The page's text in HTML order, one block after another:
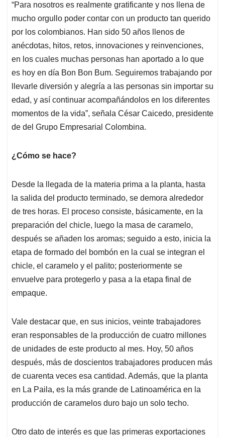
“Para nosotros es realmente gratificante y nos llena de
mucho orgullo poder contar con un producto tan querido
por los colombianos. Han sido 50 años llenos de
anécdotas, hitos, retos, innovaciones y reinvenciones,
en los cuales muchas personas han aportado a lo que
es hoy en día Bon Bon Bum. Seguiremos trabajando por
llevarle diversión y alegría a las personas sin importar su
edad, y así continuar acompañándolos en los diferentes
momentos de la vida”, señala César Caicedo, presidente
de del Grupo Empresarial Colombina.
¿Cómo se hace?
Desde la llegada de la materia prima a la planta, hasta
la salida del producto terminado, se demora alrededor
de tres horas. El proceso consiste, básicamente, en la
preparación del chicle, luego la masa de caramelo,
después se añaden los aromas; seguido a esto, inicia la
etapa de formado del bombón en la cual se integran el
chicle, el caramelo y el palito; posteriormente se
envuelve para protegerlo y pasa a la etapa final de
empaque.
Vale destacar que, en sus inicios, veinte trabajadores
eran responsables de la producción de cuatro millones
de unidades de este producto al mes. Hoy, 50 años
después, más de doscientos trabajadores producen más
de cuarenta veces esa cantidad. Además, que la planta
en La Paila, es la más grande de Latinoamérica en la
producción de caramelos duro bajo un solo techo.
Otro dato de interés es que las primeras exportaciones